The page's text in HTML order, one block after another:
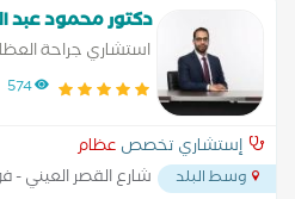
الشوكه العظميه و التهاب الاوتار
اختناق الأعصاب والأصبع الزنادى
دكتور محمود عبد
استشاري جراحة
والعمود الفقري574
إستشاري تخصص عظام
وسط البلد شارع القصر العيني -